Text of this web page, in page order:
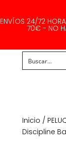
ENVÍOS 24/72
70€ - NO
Inicio /
Discipline